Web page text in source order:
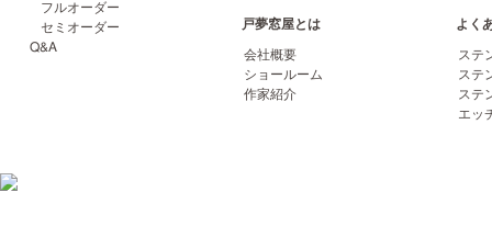
フルオーダー
セミオーダー
Q&A
戸夢窓屋とは
会社概要
ショールーム
作家紹介
よく
ステ
ステ
ステ
エッ